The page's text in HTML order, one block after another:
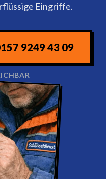
Eingriffe.
9249 43 09